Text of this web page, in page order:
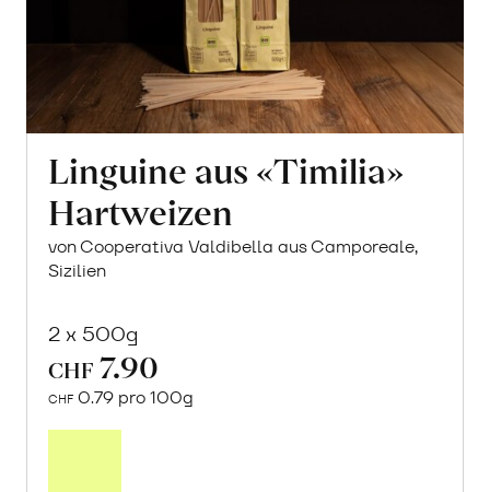
Linguine aus «Timilia»
Hartweizen
von Cooperativa Valdibella aus Camporeale,
Sizilien
2 x 500g
CHF 7.90
CHF 0.79 pro 100g